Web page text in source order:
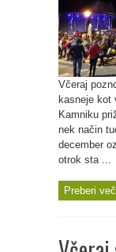
Včeraj
kasneje kot
Kamniku
nek način
december
otrok sta ...
Preberi